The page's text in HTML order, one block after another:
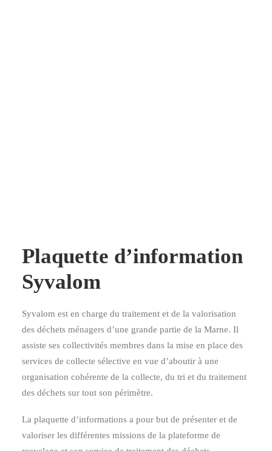
Plaquette d’information
Syvalom
Syvalom est en charge du traitement et de la valorisation
des déchets ménagers d’une grande partie de la Marne. Il
assiste ses collectivités membres dans la mise en place des
services de collecte sélective en vue d’aboutir à une
organisation cohérente de la collecte, du tri et du traitement
des déchets sur tout son périmètre.
La plaquette d’informations a pour but de présenter et de
valoriser les différentes missions de la plateforme de